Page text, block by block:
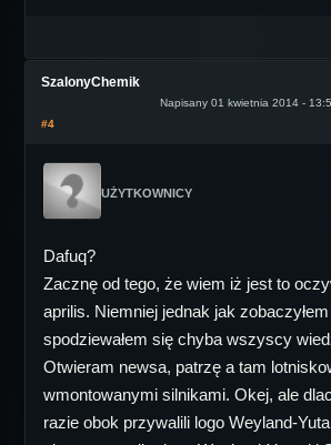
SzalonyChemik
Napisany 01 kwietnia 2014 -
#4
UŻYTKOWNICY
Dafuq?
Zacznę od tego, że wiem iż jest to
aprilis. Niemniej jednak jak
spodziewałem się chyba wszyscy
Otwieram newsa, patrzę a tam
wmontowanymi silnikami. Okej, ale
razie obok przywalili logo Weyland-